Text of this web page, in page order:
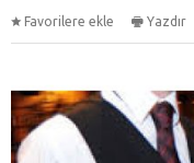
Favorilere ekle Yazdır